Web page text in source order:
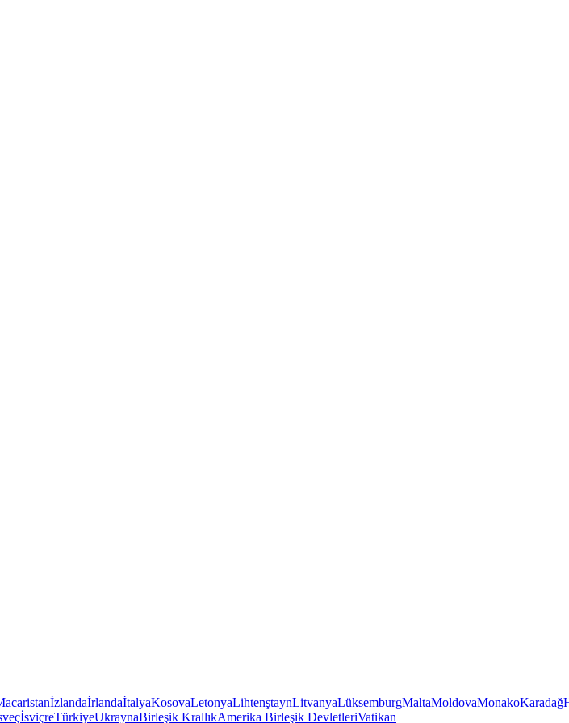
İzlandaİrlandaİtalyaKosovaLetonyaLihtenştaynLitvanyaLüksemburgMaltaMoldovaMonakoKaradağ
İsviçreTürkiyeUkraynaBirleşik KrallıkAmerika Birleşik DevletleriVatikan